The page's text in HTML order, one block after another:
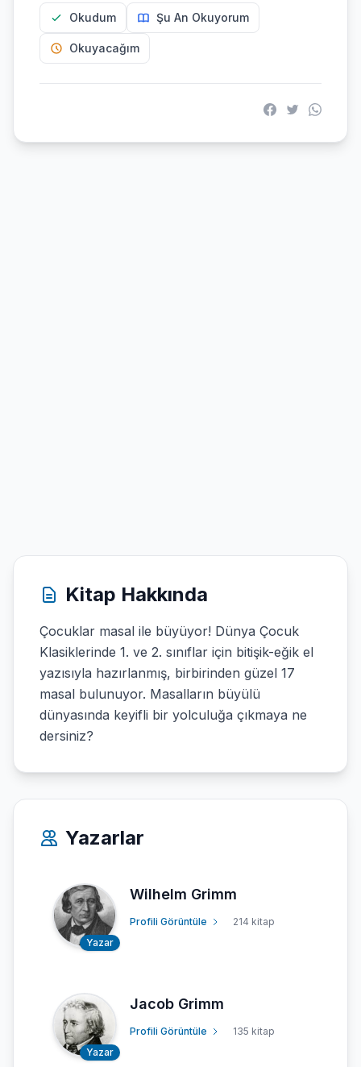
Okudum Şu An Okuyorum
Okuyacağım
Kitap Hakkında
Çocuklar masal ile büyüyor! Dünya Çocuk
Klasiklerinde 1. ve 2. sınıflar için bitişik-eğik el
yazısıyla hazırlanmış, birbirinden güzel 17
masal bulunuyor. Masalların büyülü
dünyasında keyifli bir yolculuğa çıkmaya ne
dersiniz?
Yazarlar
Yazar
Wilhelm Grimm
Profili Görüntüle 214 kitap
Yazar
Jacob Grimm
Profili Görüntüle 135 kitap